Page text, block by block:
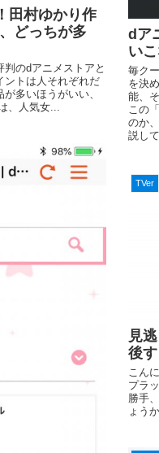
田村ゆかり作
どっちが多
のdアニメストアと
ントは人それぞれだ
多いほうがいい、
、人気女...
dア
い
毎ク
を決
能、
この
のか
説し
TVer
見
後
こん
プラ
勝手
ょう